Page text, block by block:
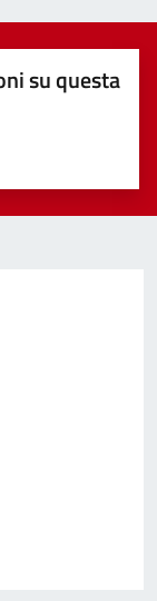
su questa